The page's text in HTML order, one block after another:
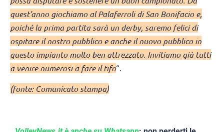
quest’anno giochiamo al Palaferroli di San Bonifacio e,
poiché la prima partita sarà un derby, saremo felici di
ospitare il nostro pubblico e anche il nuovo pubblico in
questo impianto molto ben attrezzato. Invitiamo già tutti
a venire numerosi a fare il tifo“.
(fonte: Comunicato stampa)